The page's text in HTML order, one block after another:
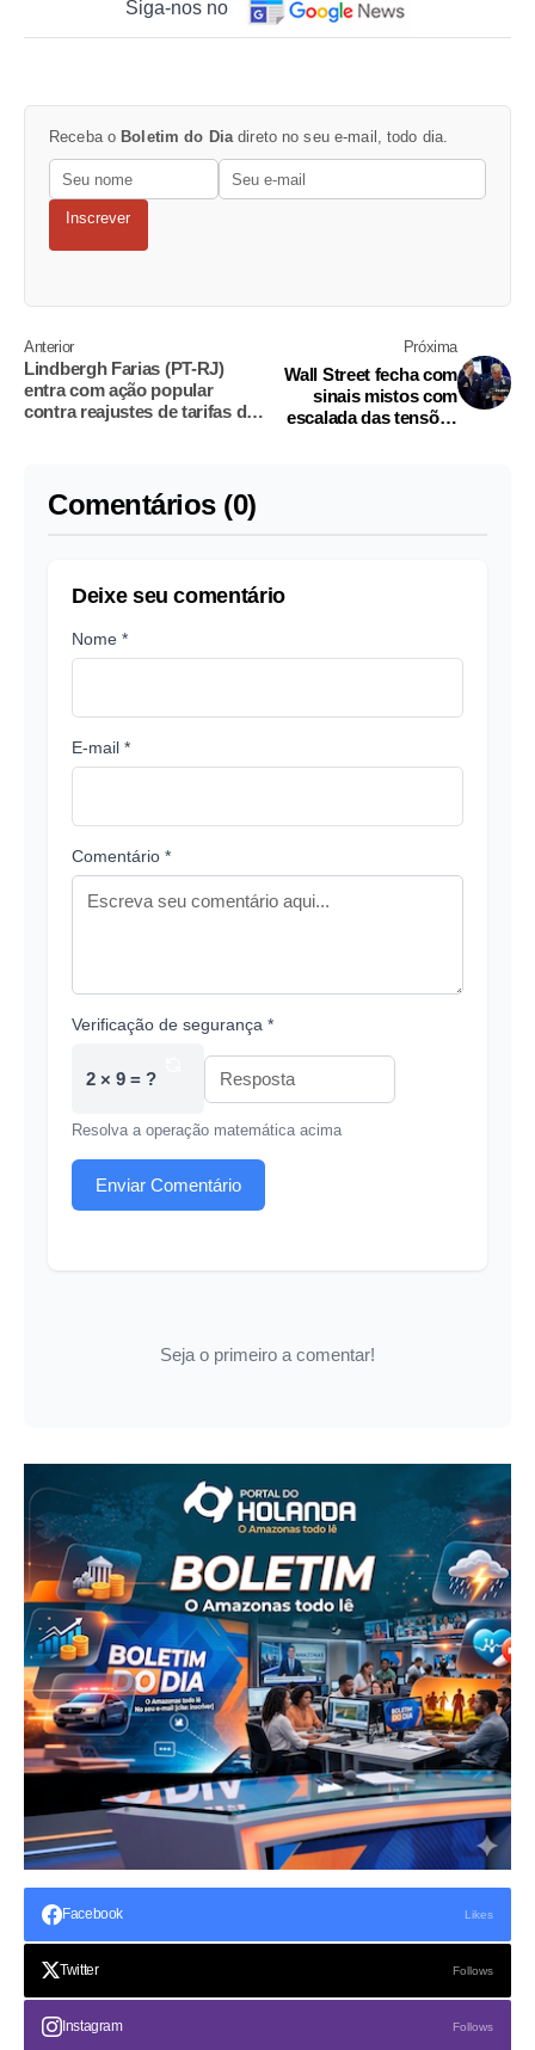
Siga-nos no
Receba o Boletim do Dia direto no seu e-mail, todo dia.
Inscrever
Anterior
Lindbergh Farias (PT-RJ)
entra com ação popular
contra reajustes de tarifas de
Próxima
Wall Street fecha com
sinais mistos com
escalada das tensões
Comentários (0)
Deixe seu comentário
Nome *
E-mail *
Comentário *
Verificação de segurança *
2 × 9 = ?
Resolva a operação matemática acima
Enviar Comentário
Seja o primeiro a comentar!
Facebook Likes
Twitter Follows
Instagram Follows